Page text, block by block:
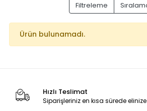
Filtreleme
Ürün bulunamadı.
Hızlı Teslimat
Siparişleriniz en kısa sürede elinize